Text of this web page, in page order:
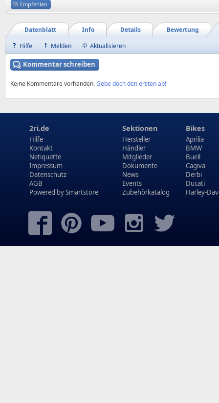
Empfehlen
Bewertung
Details
Info
Datenblatt
Hilfe
Melden Aktualisieren
Kommentar schreiben
Keine Kommentare vorhanden.Gebe doch den ersten ab!
2ri.de
Hilfe
Kontakt
Netiquette
Impressum
Datenschutz
AGB
Powered bySmartstore
Sektionen
Hersteller
Händler
Mitglieder
Dokumente
News
Events
Zubehörkatalog
Bikes
Aprilia
BMW
Buell
Cagiva
Derbi
Ducati
Harley-